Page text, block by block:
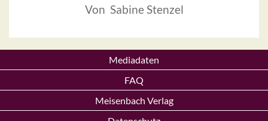
Von Sabine Stenzel
Mediadaten
FAQ
Meisenbach Verlag